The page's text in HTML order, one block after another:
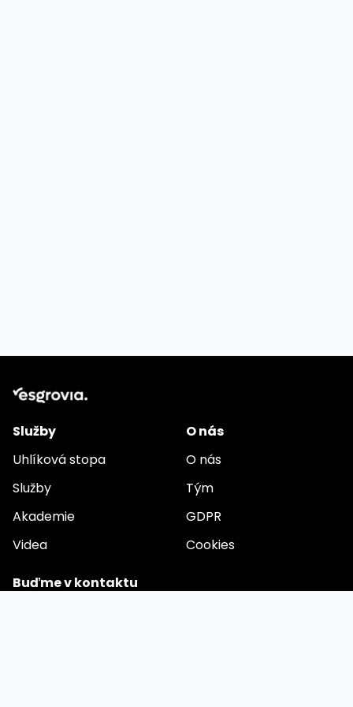
Služby
Uhlíková stopa
Služby
Akademie
Videa
O nás
O nás
Tým
GDPR
Cookies
Buďme v kontaktu